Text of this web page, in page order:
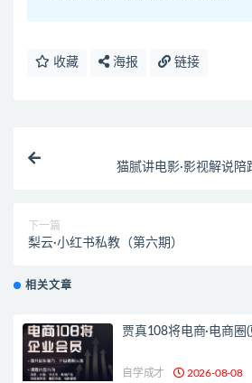
收藏 海报 链接
猫腻讲电影·影视解说
下一篇
梨云·小红书私教（第六期）
相关文章
贾真108将电商·电商圈
自学成才 2026-08-08